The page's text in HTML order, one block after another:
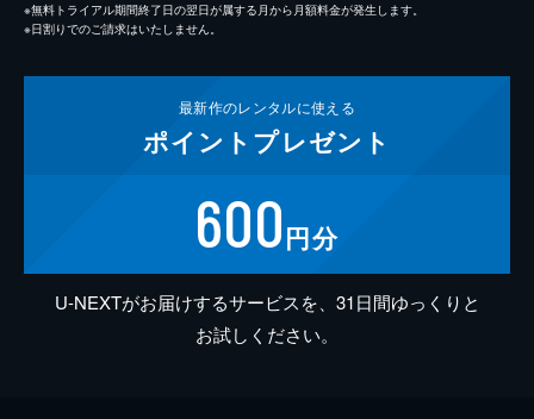
※無料トライアル期間終了日の翌日が属する月から月額料金が発生します。
※日割りでのご請求はいたしません。
最新作のレンタルに使える
ポイント プレゼント
600円分
U-NEXTがお届けするサービスを、31日間ゆっくりと
お試しください。